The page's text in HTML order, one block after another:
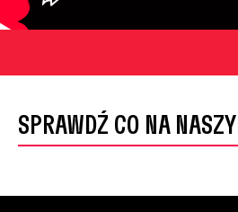
SPRAWDŹ CO NA